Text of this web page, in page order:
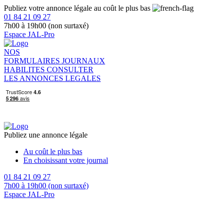
Publiez votre annonce légale au coût le plus bas
01 84 21 09 27
7h00 à 19h00 (non surtaxé)
Espace JAL-Pro
NOS
FORMULAIRES JOURNAUX
HABILITES CONSULTER
LES ANNONCES LEGALES
Publiez une annonce légale
Au coût le plus bas
En choisissant votre journal
01 84 21 09 27
7h00 à 19h00 (non surtaxé)
Espace JAL-Pro